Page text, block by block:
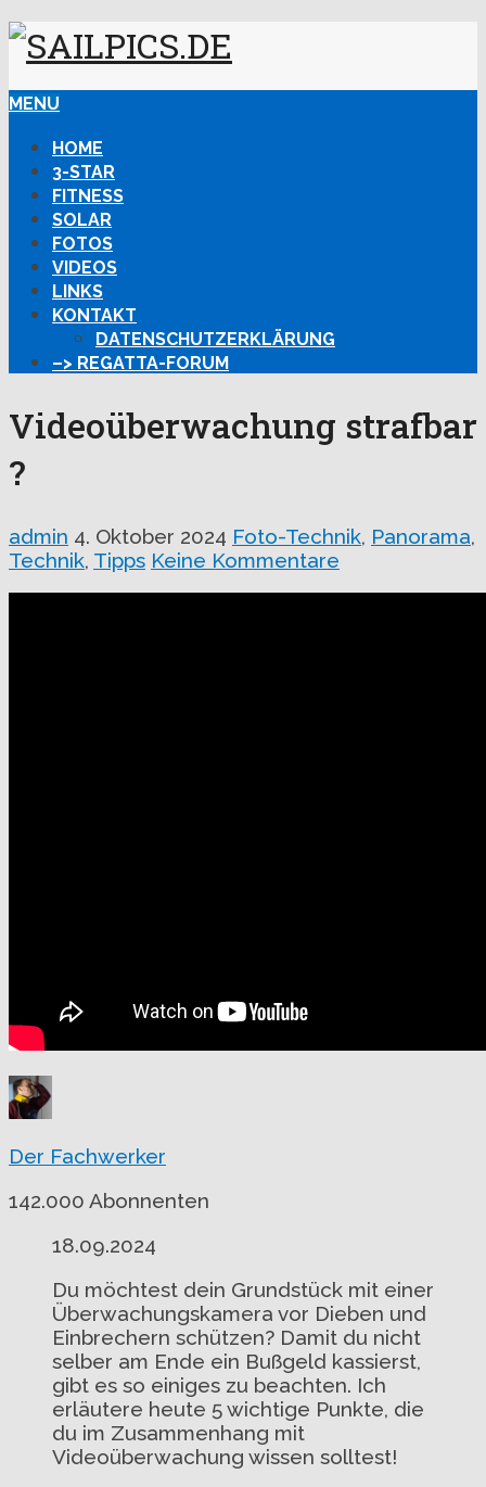
MENU
HOME
3-STAR
FITNESS
SOLAR
FOTOS
VIDEOS
LINKS
KONTAKT
DATENSCHUTZERKLÄRUNG
–> REGATTA-FORUM
Videoüberwachung strafbar
?
admin 4. Oktober 2024 Foto-Technik, Panorama,
Technik, Tipps Keine Kommentare
Der Fachwerker
142.000 Abonnenten
18.09.2024
Du möchtest dein Grundstück mit einer
Überwachungskamera vor Dieben und
Einbrechern schützen? Damit du nicht
selber am Ende ein Bußgeld kassierst,
gibt es so einiges zu beachten. Ich
erläutere heute 5 wichtige Punkte, die
du im Zusammenhang mit
Videoüberwachung wissen solltest!